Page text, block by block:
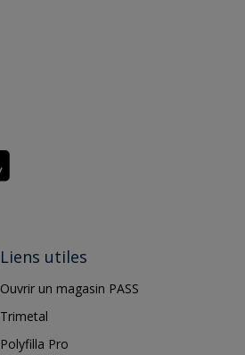
Liens utiles
Ouvrir un magasin PASS
Trimetal
Polyfilla Pro